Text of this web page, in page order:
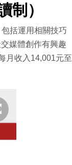
制）
括運用相關技巧
媒體創作有興趣
月收入14,001元至